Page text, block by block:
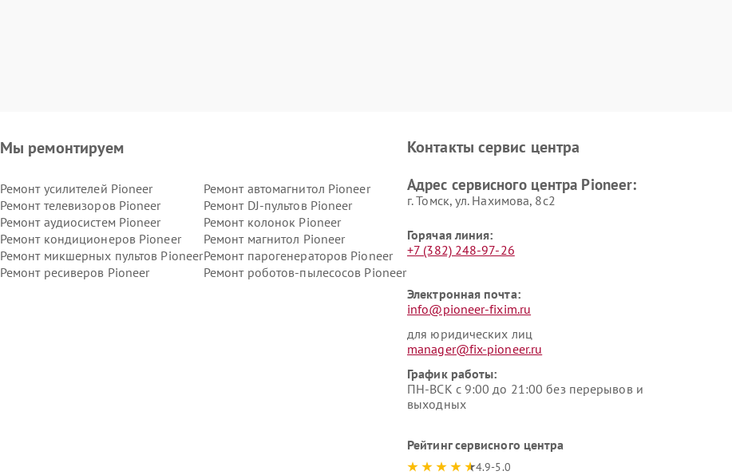
Мы ремонтируем
Ремонт усилителей Pioneer
Ремонт автомагнитол Pioneer
Ремонт телевизоров Pioneer
Ремонт DJ-пультов Pioneer
Ремонт аудиосистем Pioneer
Ремонт колонок Pioneer
Ремонт кондиционеров Pioneer
Ремонт магнитол Pioneer
Ремонт микшерных пультов PioneerРемонт парогенераторов Pioneer
Ремонт ресиверов Pioneer
Ремонт роботов-пылесосов Pioneer
Контакты сервис центра
Адрес сервисного центра Pioneer:
г. Томск, ул. Нахимова, 8с2
Горячая линия:
+7 (382) 248-97-26
Электронная почта:
info@pioneer-fixim.ru
для юридических лиц
manager@fix-pioneer.ru
График работы:
ПН-ВСК с 9:00 до 21:00 без перерывов и
выходных
Рейтинг сервисного центра
4.9-5.0